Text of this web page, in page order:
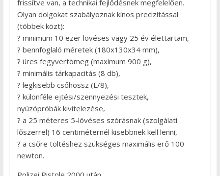
frissítve van, a technikai fejlődésnek megfelelően.
Olyan dolgokat szabályoznak kínos precizitással
(többek közt):
? minimum 10 ezer lövéses vagy 25 év élettartam,
? bennfoglaló méretek (180x130x34 mm),
? üres fegyvertömeg (maximum 900 g),
? minimális tárkapacitás (8 db),
? legkisebb csőhossz (L/8),
? különféle ejtési/szennyezési tesztek,
nyúzópróbák kivitelezése,
? a 25 méteres 5-lövéses szórásnak (szolgálati
lőszerrel) 16 centiméternél kisebbnek kell lenni,
? a csőre töltéshez szükséges maximális erő 100
newton.